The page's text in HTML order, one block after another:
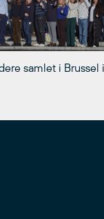
samlet i